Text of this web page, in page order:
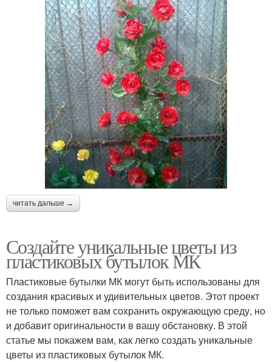
читать дальше →
Создайте уникальные цветы из
пластиковых бутылок МК
Пластиковые бутылки МК могут быть использованы для
создания красивых и удивительных цветов. Этот проект
не только поможет вам сохранить окружающую среду, но
и добавит оригинальности в вашу обстановку. В этой
статье мы покажем вам, как легко создать уникальные
цветы из пластиковых бутылок МК.